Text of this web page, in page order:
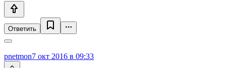
Ответить
pnetmon7 окт 2016 в 09:33